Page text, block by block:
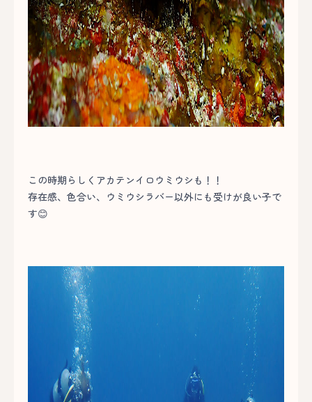
この時期らしくアカテンイロウミウシも！！
存在感、色合い、ウミウシラバー以外にも受けが良い子で
す😊